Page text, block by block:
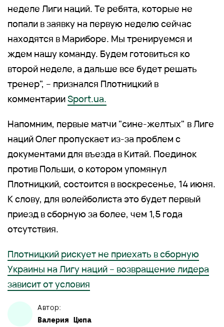
неделе Лиги наций. Те ребята, которые не
попали в заявку на первую неделю сейчас
находятся в Мариборе. Мы тренируемся и
ждем нашу команду. Будем готовиться ко
второй неделе, а дальше все будет решать
тренер", – признался Плотницкий в
комментарииSport.ua.
Напомним, первые матчи "сине-желтых" в Лиге
наций Олег пропускает из-за проблем с
документами для въезда в Китай. Поединок
против Польши, о котором упомянул
Плотницкий, состоится в воскресенье, 14 июня.
К слову, для волейболиста это будет первый
приезд в сборную за более, чем 1,5 года
отсутствия.
Плотницкий рискует не приехать в сборную
Украины на Лигу наций – возвращение лидера
зависит от условия
Автор:
Валерия Цюпа